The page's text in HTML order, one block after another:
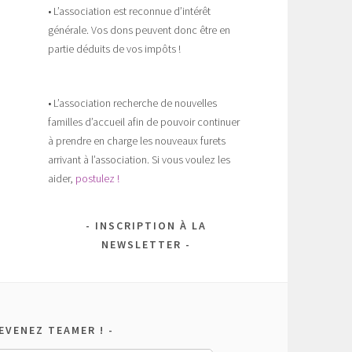
• L’association est reconnue d’intérêt
générale. Vos dons peuvent donc être en
partie déduits de vos impôts !
• L’association recherche de nouvelles
familles d’accueil afin de pouvoir continuer
à prendre en charge les nouveaux furets
arrivant à l’association. Si vous voulez les
aider, postulez !
INSCRIPTION À LA
NEWSLETTER
TEAMER !